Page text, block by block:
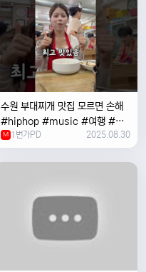
수원 부대찌개 맛집 모르면 손해
#hiphop #music #여행 #맛
집 #수원 #한국여행 #베트남여
자 #혼자여행
M 1번가PD 2025.08.30